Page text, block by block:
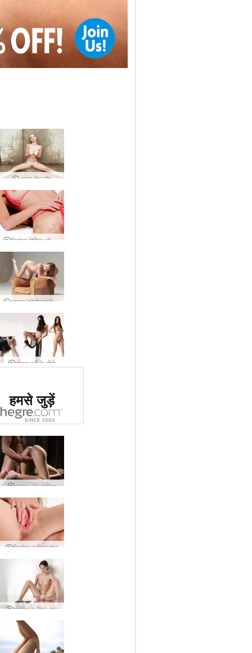
अल्बा वेट हॉट
लियोना मेकिंग ऑफ स्टूडियो न्यूड्स
कामुक फोटोग्राफी की लियोना बनाना
क्लाउ पर्दे के पीछे
दुनिया में #1 कामुक
साइट का दर्जा दिया
गया
हमसे जुड़ें
सुखद अंत मालिश
लियोना द मिरर शूट
एरियल द मिरर शूट